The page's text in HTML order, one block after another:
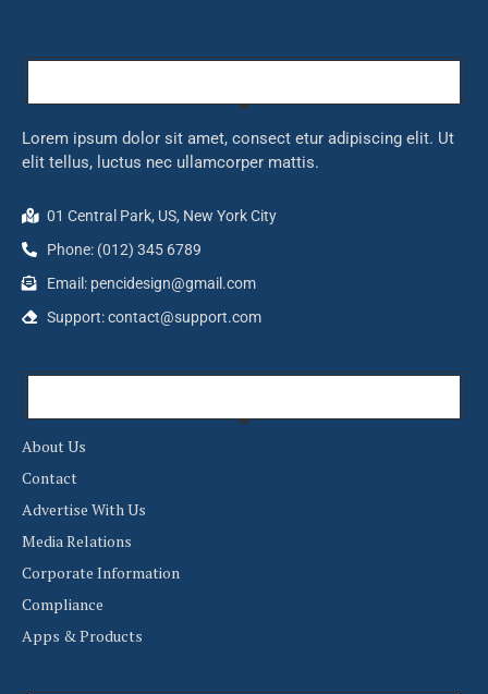
Lorem ipsum dolor sit amet, consect etur adipiscing elit. Ut
elit tellus, luctus nec ullamcorper mattis.
01 Central Park, US, New York City
Phone: (012) 345 6789
Email: pencidesign@gmail.com
Support:contact@support.com
About Us
Contact
Advertise With Us
Media Relations
Corporate Information
Compliance
Apps & Products